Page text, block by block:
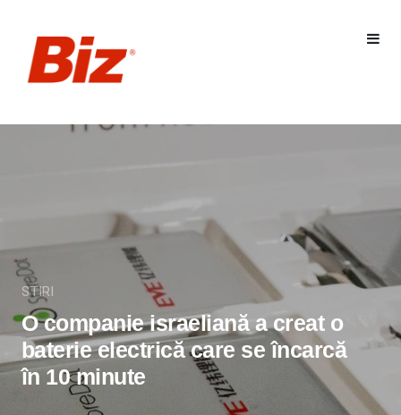
STIRI
O companie israeliană a creat o
baterie electrică care se încarcă
în 10 minute